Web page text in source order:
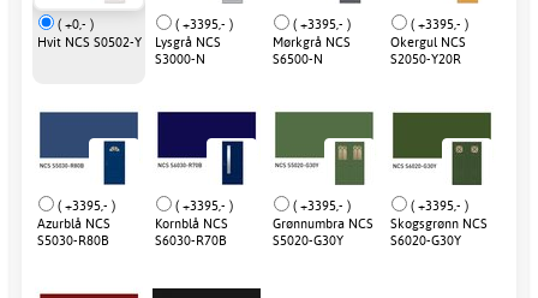
( +0,- )
Hvit NCS S0502-Y
( +3395,- )
Lysgrå NCS
S3000-N
( +3395,- )
Mørkgrå NCS
S6500-N
( +3395,- )
Okergul NCS
S2050-Y20R
( +3395,- )
Azurblå NCS
S5030-R80B
( +3395,- )
Kornblå NCS
S6030-R70B
( +3395,- )
Grønnumbra NCS
S5020-G30Y
( +3395,- )
Skogsgrønn NCS
S6020-G30Y